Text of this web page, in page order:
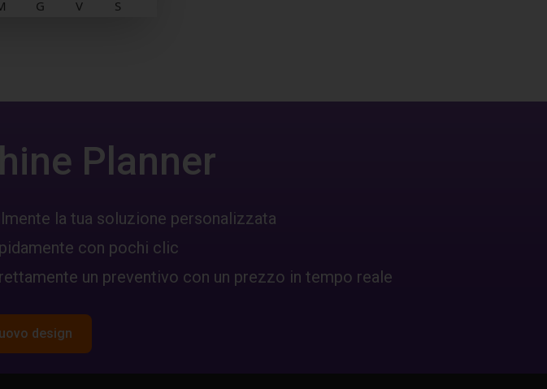
Planner
la tua soluzione personalizzata
con pochi clic
un preventivo con un prezzo in tempo reale
design